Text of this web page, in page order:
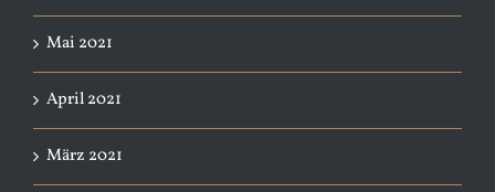
Mai 2021
April 2021
März 2021